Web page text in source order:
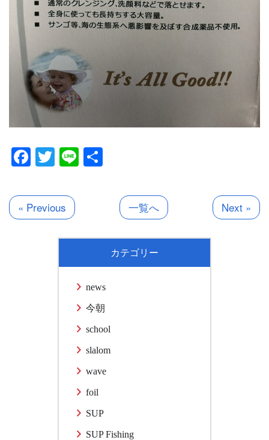
Facebook
Twitter
Line
« Previous 一覧へ Next »
カテゴリー
news
今朝
school
slalom
wave
foil
SUP
SUP Fishing